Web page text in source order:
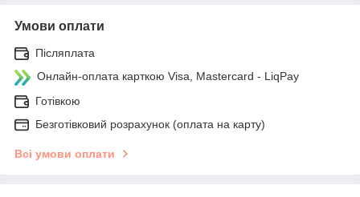
Умови оплати
Післяплата
Онлайн-оплата карткою Visa, Mastercard - LiqPay
Готівкою
Безготівковий розрахунок (оплата на карту)
Всі умови оплати